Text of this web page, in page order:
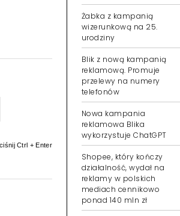
Ctrl + Enter
Żabka z kampanią
wizerunkową na 25.
urodziny
Blik z nową kampanią
reklamową. Promuje
przelewy na numery
telefonów
Nowa kampania
reklamowa Blika
wykorzystuje ChatGPT
Shopee, który kończy
działalność, wydał na
reklamy w polskich
mediach cennikowo
ponad 140 mln zł